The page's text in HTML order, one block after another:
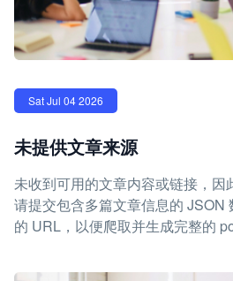
Sat Jul 04 2026
未提供文章来源
未收到可用的文章内容或链接，因
请提交包含多篇文章信息的 JSON
的 URL，以便爬取并生成完整的